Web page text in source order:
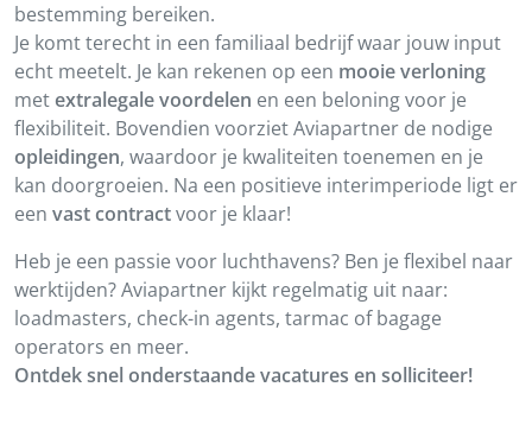
bestemming bereiken.
Je komt terecht in een familiaal bedrijf waar jouw input
echt meetelt. Je kan rekenen op een mooie verloning
metextralegale voordelen en een beloning voor je
flexibiliteit. Bovendien voorziet Aviapartner de nodige
opleidingen, waardoor je kwaliteiten toenemen en je
kan doorgroeien. Na een positieve interimperiode ligt er
een vast contractvoor je klaar!
Heb je een passie voor luchthavens? Ben je flexibel naar
werktijden? Aviapartner kijkt regelmatig uit naar:
loadmasters, check-in agents, tarmac of bagage
operators en meer.
Ontdek snel onderstaande vacatures en solliciteer!